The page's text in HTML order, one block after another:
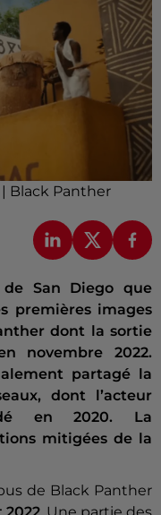
Black Panther
de San Diego que
premières images
dont la sortie
novembre 2022.
partagé la
dont l’acteur
en 2020. La
mitigées de la
de Black Panther